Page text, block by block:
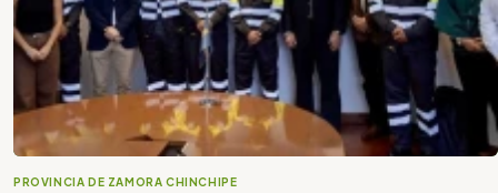
PROVINCIA DE ZAMORA CHINCHIPE